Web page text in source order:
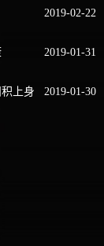
2019-02-22
2019-01-31
上身 2019-01-30